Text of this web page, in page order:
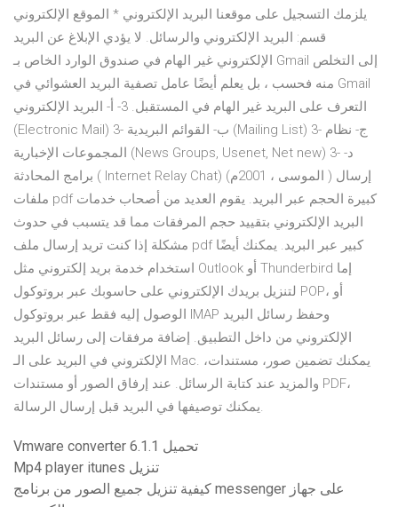
يلزمك التسجيل على موقعنا البريد الإلكتروني * الموقع الإلكتروني
قسم: البريد الإلكتروني والرسائل. لا يؤدي الإبلاغ عن البريد
الإلكتروني غير الهام في صندوق الوارد الخاص بـ Gmail إلى التخلص
منه فحسب ، بل يعلم أيضًا عامل تصفية البريد العشوائي في Gmail
التعرف على البريد غير الهام في المستقبل. 3- أ- البريد الإلكتروني
(Electronic Mail) 3- ب- القوائم البريدية (Mailing List) 3- ج- نظام
المجموعات الإخبارية (News Groups, Usenet, Net new) 3- د-
برامج المحادثة ( Internet Relay Chat) (الموسى ، 2001م ) إرسال
ملفات pdf كبيرة الحجم عبر البريد. يقوم العديد من أصحاب خدمات
البريد الإلكتروني بتقييد حجم المرفقات مما قد يتسبب في حدوث
مشكلة إذا كنت تريد إرسال ملف pdf كبير عبر البريد. يمكنك أيضًا
استخدام خدمة بريد إلكتروني مثل Outlook أو Thunderbird إما
لتنزيل بريدك الإلكتروني على حاسوبك عبر بروتوكول POP، أو
الوصول إليه فقط عبر بروتوكول IMAP وحفظ رسائل البريد
الإلكتروني من داخل التطبيق. إضافة مرفقات إلى رسائل البريد
الإلكتروني في البريد على الـ Mac. يمكنك تضمين صور، مستندات،
والمزيد عند كتابة الرسائل. عند إرفاق الصور أو مستندات PDF،
يمكنك توصيفها في البريد قبل إرسال الرسالة.
Vmware converter 6.1.1 تحميل
Mp4 player itunes تنزيل
كيفية تنزيل جميع الصور من برنامج messenger على جهاز